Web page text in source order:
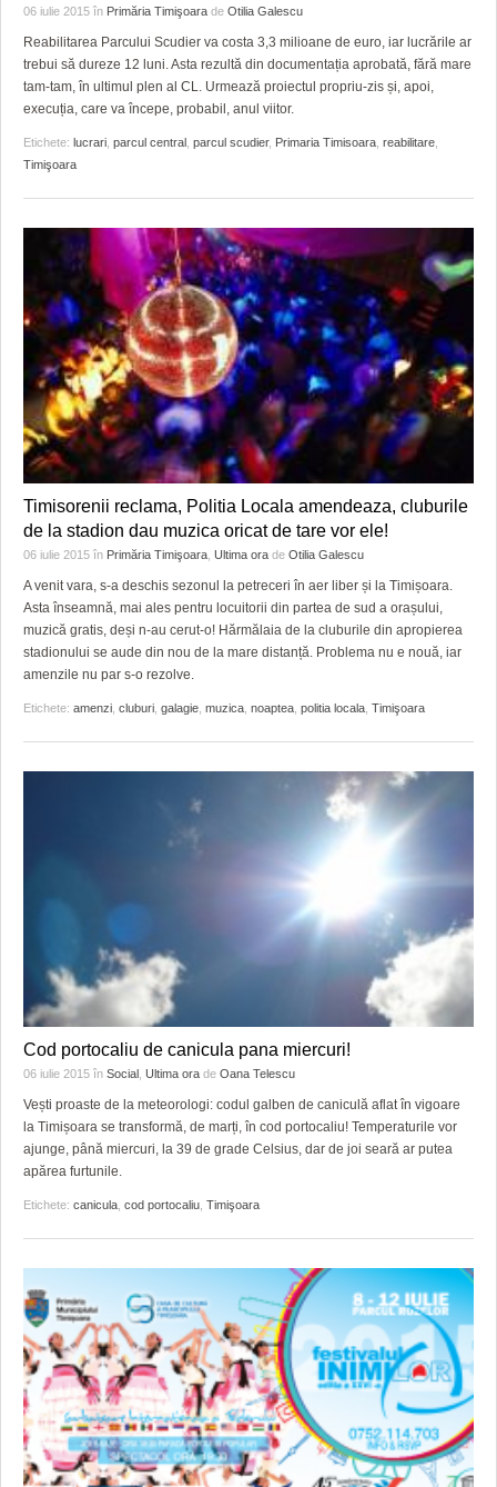
06 iulie 2015 în Primăria Timişoara de Otilia Galescu
Reabilitarea Parcului Scudier va costa 3,3 milioane de euro, iar lucrările ar
trebui să dureze 12 luni. Asta rezultă din documentația aprobată, fără mare
tam-tam, în ultimul plen al CL. Urmează proiectul propriu-zis și, apoi,
execuția, care va începe, probabil, anul viitor.
Etichete: lucrari parcul central parcul scudier, Primaria Timisoara reabilitare
Timişoara
Timisorenii reclama, Politia Locala amendeaza, cluburile
de la stadion dau muzica oricat de tare vor ele!
06 iulie 2015 în Primăria Timişoara Ultima ora de Otilia Galescu
A venit vara, s-a deschis sezonul la petreceri în aer liber și la Timișoara.
Asta înseamnă, mai ales pentru locuitorii din partea de sud a orașului,
muzică gratis, deși n-au cerut-o! Hărmălaia de la cluburile din apropierea
stadionului se aude din nou de la mare distanță. Problema nu e nouă, iar
amenzile nu par s-o rezolve.
Etichete: amenzi cluburi galagie muzica noaptea politia locala Timişoara
Cod portocaliu de canicula pana miercuri!
06 iulie 2015 în Social Ultima ora de Oana Telescu
Vești proaste de la meteorologi: codul galben de caniculă aflat în vigoare
la Timișoara se transformă, de marți, în cod portocaliu! Temperaturile vor
ajunge, până miercuri, la 39 de grade Celsius, dar de joi seară ar putea
apărea furtunile.
Etichete: canicula cod portocaliu Timişoara